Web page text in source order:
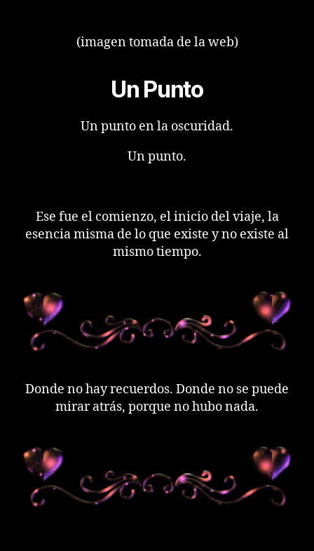
(imagen tomada de la web)
Un Punto
Un punto en la oscuridad.
Un punto.
Ese fue el comienzo, el inicio del viaje, la
esencia misma de lo que existe y no existe al
mismo tiempo.
Donde no hay recuerdos. Donde no se puede
mirar atrás, porque no hubo nada.